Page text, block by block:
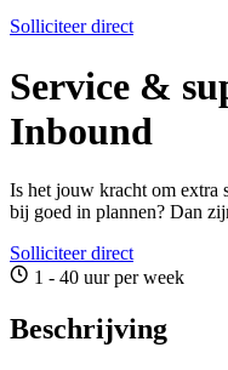
Solliciteer direct
Service &
Inbound
Is het jouw kracht om extra
bij goed in plannen? Dan
Solliciteer direct
1 - 40 uur per week
Beschrijving